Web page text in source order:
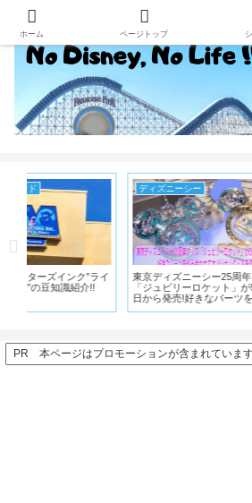
ディズニー
映画『ファンタジア』の魔法使い
の弟子ミッキーとほうきが描かれ
ディズ
【キャラ
ーホテル
品をテー
PR 本ページはプロモーションが含まれていま
ホーム ページトップ